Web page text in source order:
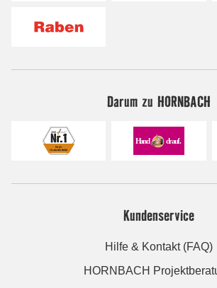
Darum zu HORNBACH
Kundenservice
Hilfe & Kontakt (FAQ)
HORNBACH